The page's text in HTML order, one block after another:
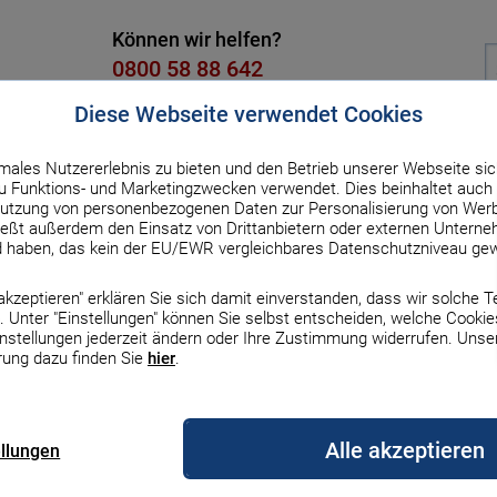
Diese Webseite verwendet Cookies
Nutzererlebnis zu bieten und den Betrieb unserer Webseite
Funktions- und Marketingzwecken verwendet. Dies beinhaltet auch
von personenbezogenen Daten zur Personalisierung von
außerdem den Einsatz von Drittanbietern oder externen
haben, das kein der EU/EWR vergleichbares Datenschutzniveau
erklären Sie sich damit einverstanden, dass wir solche
"Einstellungen" können Sie selbst entscheiden, welche
jederzeit ändern oder Ihre Zustimmung widerrufen.
dazu finden Sie hier.
Alle akzeptieren
Können wir helfen?
0800 58 88 642
Kostenlos, Mo. bis Fr. von 8 bis 18
Übersicht
& Rechner Finanzierung
& Rechner Börse
Europa-ETFs
und Rechner Auto
Auto-Leasing
Versicherung
Auto & Haftpflicht Haus
Strom & Gas
Erneuerbare Energien
Wärmepumpe
DSL & Handy
Top-Handys mit
iPhone 16
Fenster
und staatliche
den Schall­schutz und sorgen für
Fenster für Immo­bilien­be­sitzer
ge­för­dert werden und was Sie